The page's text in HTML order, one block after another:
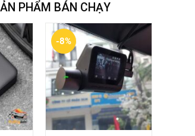
PHẨM BÁN CHẠY
-8%